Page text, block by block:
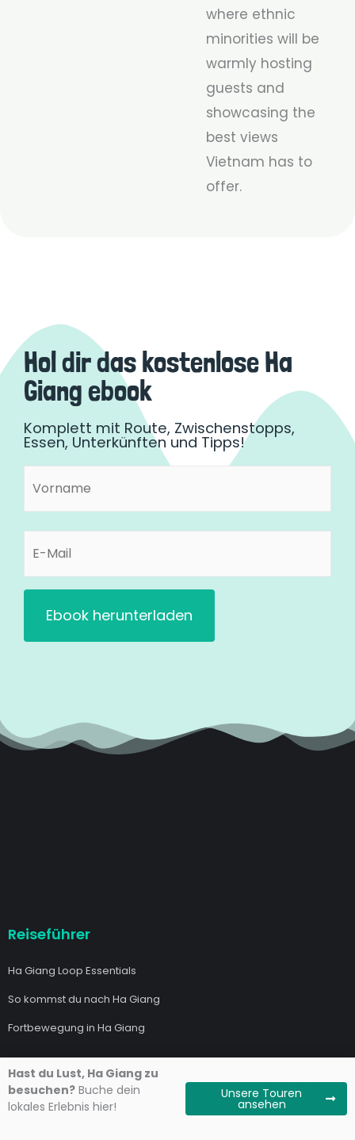
where ethnic
minorities will be
warmly hosting
guests and
showcasing the
best views
Vietnam has to
offer.
Hol dir das kostenlose Ha
Giang ebook
Komplett mit Route, Zwischenstopps,
Essen, Unterkünften und Tipps!
Vorname
(erforderlich)
Reiseführer
Ha Giang Loop Essentials
So kommst du nach Ha Giang
Fortbewegung in Ha Giang
Touren
Ha Giang Loop Touren
Hast du Lust, Ha Giang zu
besuchen? Buche dein
lokales Erlebnis hier!
Unsere Touren
ansehen